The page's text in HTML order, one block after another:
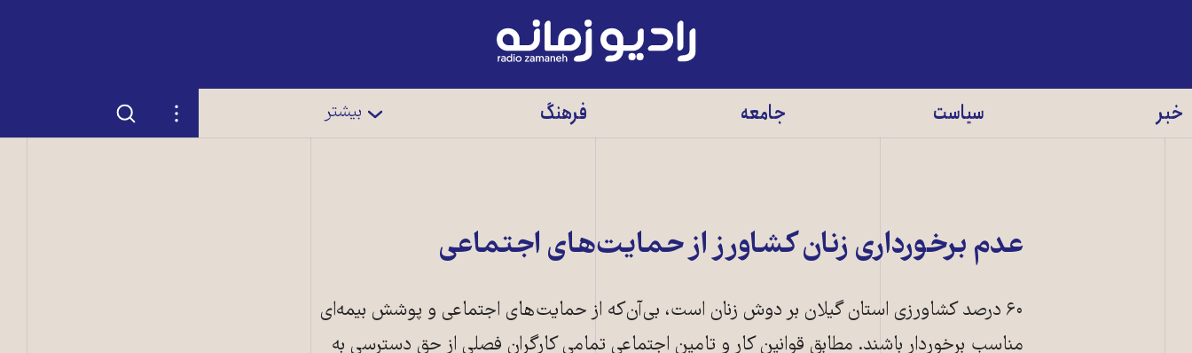
رادیو
زمانه
خبر سیاست جامعه فرهنگ بیشتر تنظیمات جستجو
عدم برخورداری زنان کشاورز از حمایت‌های اجتماعی
۶۰ درصد کشاورزی استان گیلان بر دوش زنان است، بی‌آن‌که از حمایت‌های اجتماعی و پوشش بیمه‌ای
مناسب برخوردار باشند. مطابق قوانین کار و تامین اجتماعی تمامی کارگران فصلی از حق دسترسی به